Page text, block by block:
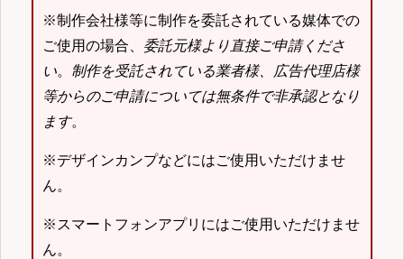
※制作会社様等に制作を委託されている媒体での
ご使用の場合、 委託元様より直接ご申請くださ
い。 制作を受託されている業者様、広告代理店様
等からのご申請については無条件で非承認となり
ます。
※デザインカンプなどにはご使用いただけませ
ん。
※スマートフォンアプリにはご使用いただけませ
ん。